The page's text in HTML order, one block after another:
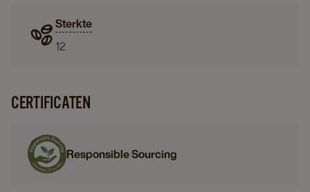
Sterkte
12
CERTIFICATEN
Responsible Sourcing